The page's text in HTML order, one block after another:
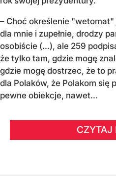
– Choć określenie
dla mnie i zupełnie, drodzy
osobiście (…), ale 259
że tylko tam, gdzie mogę
gdzie mogę dostrzec, że to
dla Polaków, że Polakom się
pewne obiekcje, nawet...
CZYTAJ